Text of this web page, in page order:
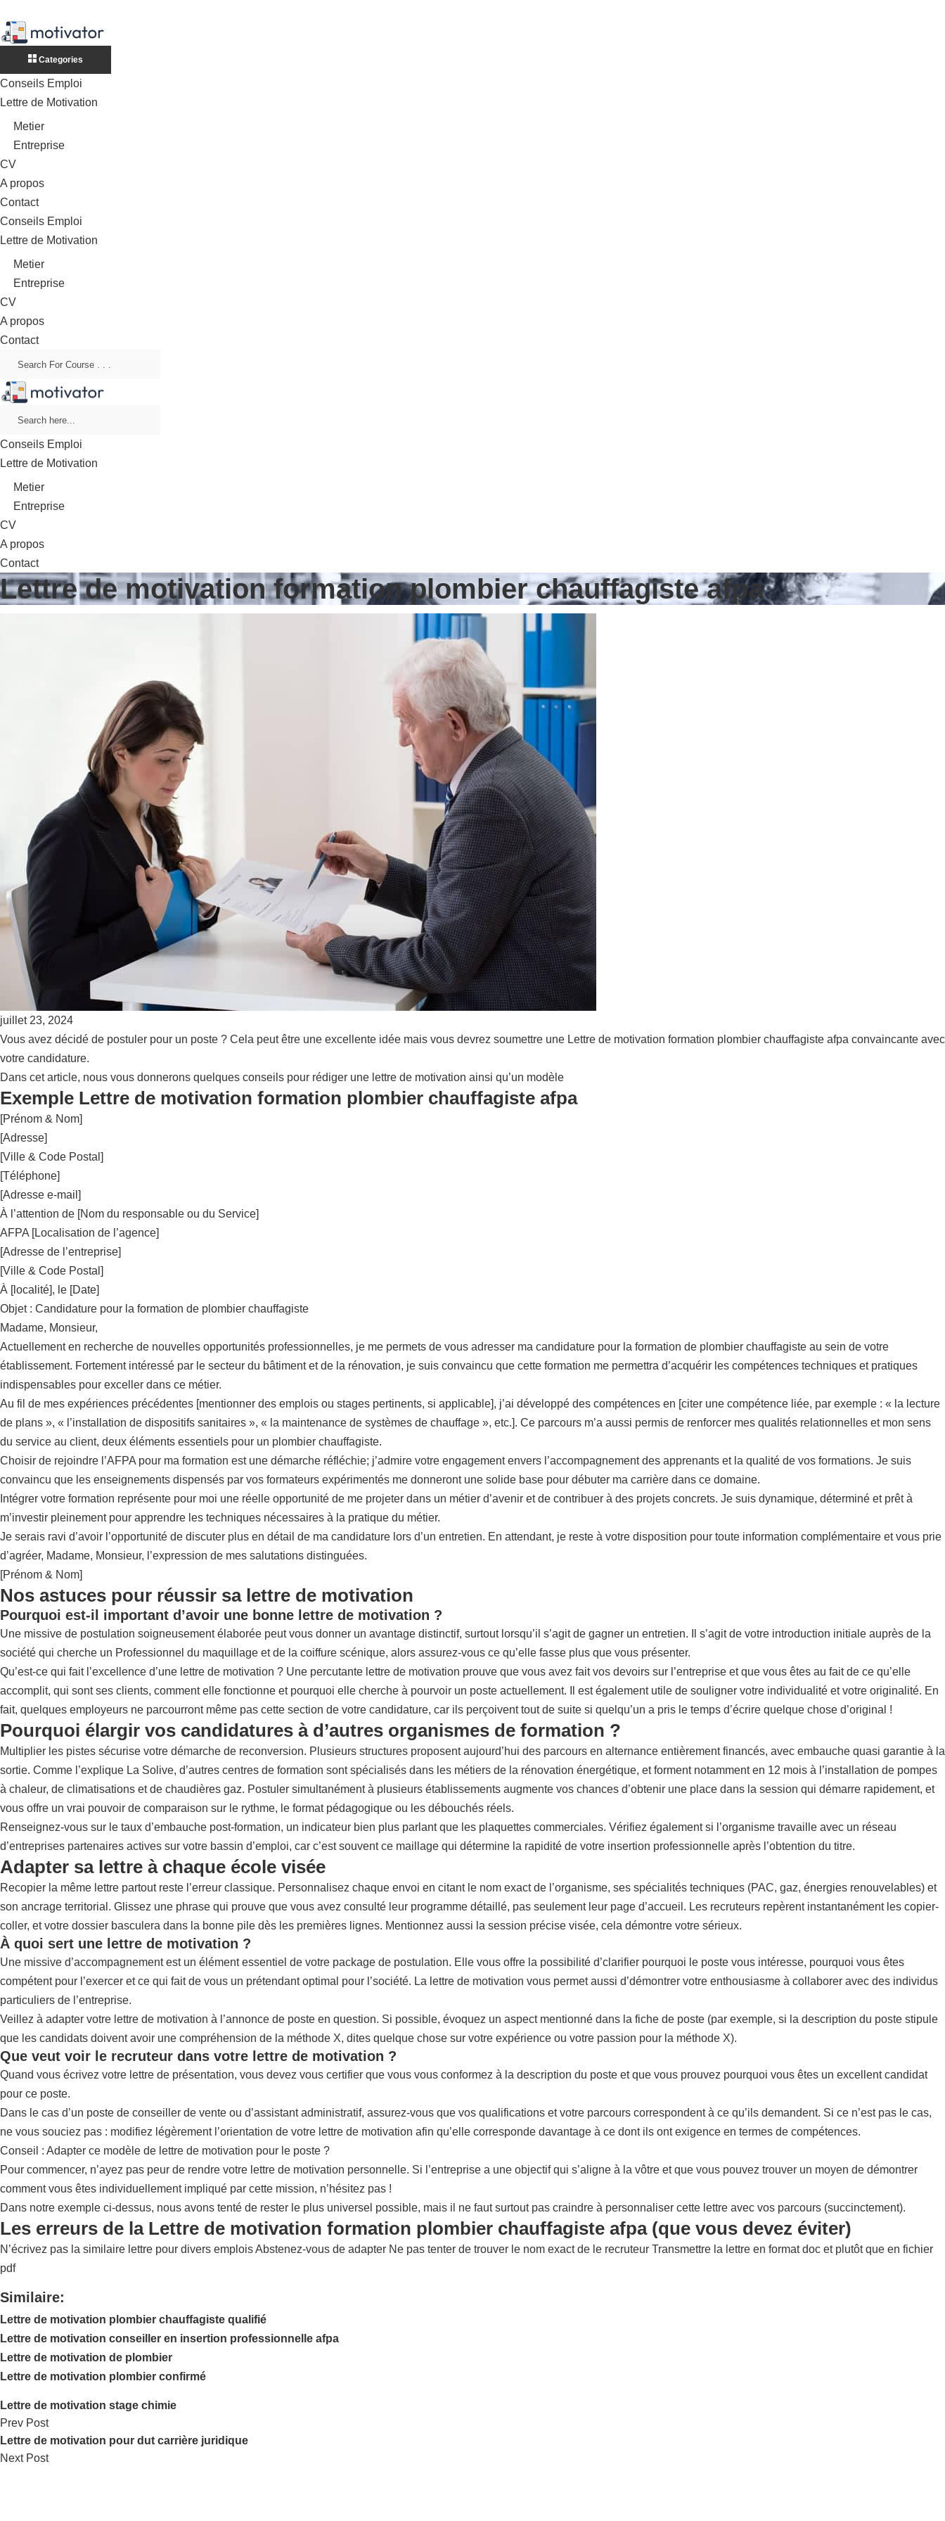
Categories
Conseils Emploi
Lettre de Motivation
Metier
Entreprise
CV
A propos
Contact
Conseils Emploi
Lettre de Motivation
Metier
Entreprise
CV
A propos
Contact
Conseils Emploi
Lettre de Motivation
Metier
Entreprise
CV
A propos
Contact
Lettre de motivation formation plombier chauffagiste afpa
juillet 23, 2024
Vous avez décidé de postuler pour un poste ? Cela peut être une excellente idée mais vous devrez soumettre une Lettre de motivation formation plombier chauffagiste afpa convaincante avec
votre candidature.
Dans cet article, nous vous donnerons quelques conseils pour rédiger une lettre de motivation ainsi qu’un modèle
Exemple Lettre de motivation formation plombier chauffagiste afpa
[Prénom & Nom]
[Adresse]
[Ville & Code Postal]
[Téléphone]
[Adresse e-mail]
À l’attention de [Nom du responsable ou du Service]
AFPA [Localisation de l’agence]
[Adresse de l’entreprise]
[Ville & Code Postal]
À [localité], le [Date]
Objet : Candidature pour la formation de plombier chauffagiste
Madame, Monsieur,
Actuellement en recherche de nouvelles opportunités professionnelles, je me permets de vous adresser ma candidature pour la formation de plombier chauffagiste au sein de votre
établissement. Fortement intéressé par le secteur du bâtiment et de la rénovation, je suis convaincu que cette formation me permettra d’acquérir les compétences techniques et pratiques
indispensables pour exceller dans ce métier.
Au fil de mes expériences précédentes [mentionner des emplois ou stages pertinents, si applicable], j’ai développé des compétences en [citer une compétence liée, par exemple : « la lecture
de plans », « l’installation de dispositifs sanitaires », « la maintenance de systèmes de chauffage », etc.]. Ce parcours m’a aussi permis de renforcer mes qualités relationnelles et mon sens
du service au client, deux éléments essentiels pour un plombier chauffagiste.
Choisir de rejoindre l’AFPA pour ma formation est une démarche réfléchie; j’admire votre engagement envers l’accompagnement des apprenants et la qualité de vos formations. Je suis
convaincu que les enseignements dispensés par vos formateurs expérimentés me donneront une solide base pour débuter ma carrière dans ce domaine.
Intégrer votre formation représente pour moi une réelle opportunité de me projeter dans un métier d’avenir et de contribuer à des projets concrets. Je suis dynamique, déterminé et prêt à
m’investir pleinement pour apprendre les techniques nécessaires à la pratique du métier.
Je serais ravi d’avoir l’opportunité de discuter plus en détail de ma candidature lors d’un entretien. En attendant, je reste à votre disposition pour toute information complémentaire et vous prie
d’agréer, Madame, Monsieur, l’expression de mes salutations distinguées.
[Prénom & Nom]
Nos astuces pour réussir sa lettre de motivation
Pourquoi est-il important d’avoir une bonne lettre de motivation ?
Une missive de postulation soigneusement élaborée peut vous donner un avantage distinctif, surtout lorsqu’il s’agit de gagner un entretien. Il s’agit de votre introduction initiale auprès de la
société qui cherche un Professionnel du maquillage et de la coiffure scénique, alors assurez-vous ce qu’elle fasse plus que vous présenter.
Qu’est-ce qui fait l’excellence d’une lettre de motivation ? Une percutante lettre de motivation prouve que vous avez fait vos devoirs sur l’entreprise et que vous êtes au fait de ce qu’elle
accomplit, qui sont ses clients, comment elle fonctionne et pourquoi elle cherche à pourvoir un poste actuellement. Il est également utile de souligner votre individualité et votre originalité. En
fait, quelques employeurs ne parcourront même pas cette section de votre candidature, car ils perçoivent tout de suite si quelqu’un a pris le temps d’écrire quelque chose d’original !
Pourquoi élargir vos candidatures à d’autres organismes de formation ?
Multiplier les pistes sécurise votre démarche de reconversion. Plusieurs structures proposent aujourd’hui des parcours en alternance entièrement financés, avec embauche quasi garantie à la
sortie. Comme l’explique La Solive, d’autres centres de formation sont spécialisés dans les métiers de la rénovation énergétique, et forment notamment en 12 mois à l’installation de pompes
à chaleur, de climatisations et de chaudières gaz. Postuler simultanément à plusieurs établissements augmente vos chances d’obtenir une place dans la session qui démarre rapidement, et
vous offre un vrai pouvoir de comparaison sur le rythme, le format pédagogique ou les débouchés réels.
Renseignez-vous sur le taux d’embauche post-formation, un indicateur bien plus parlant que les plaquettes commerciales. Vérifiez également si l’organisme travaille avec un réseau
d’entreprises partenaires actives sur votre bassin d’emploi, car c’est souvent ce maillage qui détermine la rapidité de votre insertion professionnelle après l’obtention du titre.
Adapter sa lettre à chaque école visée
Recopier la même lettre partout reste l’erreur classique. Personnalisez chaque envoi en citant le nom exact de l’organisme, ses spécialités techniques (PAC, gaz, énergies renouvelables) et
son ancrage territorial. Glissez une phrase qui prouve que vous avez consulté leur programme détaillé, pas seulement leur page d’accueil. Les recruteurs repèrent instantanément les copier-
coller, et votre dossier basculera dans la bonne pile dès les premières lignes. Mentionnez aussi la session précise visée, cela démontre votre sérieux.
À quoi sert une lettre de motivation ?
Une missive d’accompagnement est un élément essentiel de votre package de postulation. Elle vous offre la possibilité d’clarifier pourquoi le poste vous intéresse, pourquoi vous êtes
compétent pour l’exercer et ce qui fait de vous un prétendant optimal pour l’société. La lettre de motivation vous permet aussi d’démontrer votre enthousiasme à collaborer avec des individus
particuliers de l’entreprise.
Veillez à adapter votre lettre de motivation à l’annonce de poste en question. Si possible, évoquez un aspect mentionné dans la fiche de poste (par exemple, si la description du poste stipule
que les candidats doivent avoir une compréhension de la méthode X, dites quelque chose sur votre expérience ou votre passion pour la méthode X).
Que veut voir le recruteur dans votre lettre de motivation ?
Quand vous écrivez votre lettre de présentation, vous devez vous certifier que vous vous conformez à la description du poste et que vous prouvez pourquoi vous êtes un excellent candidat
pour ce poste.
Dans le cas d’un poste de conseiller de vente ou d’assistant administratif, assurez-vous que vos qualifications et votre parcours correspondent à ce qu’ils demandent. Si ce n’est pas le cas,
ne vous souciez pas : modifiez légèrement l’orientation de votre lettre de motivation afin qu’elle corresponde davantage à ce dont ils ont exigence en termes de compétences.
Conseil : Adapter ce modèle de lettre de motivation pour le poste ?
Pour commencer, n’ayez pas peur de rendre votre lettre de motivation personnelle. Si l’entreprise a une objectif qui s’aligne à la vôtre et que vous pouvez trouver un moyen de démontrer
comment vous êtes individuellement impliqué par cette mission, n’hésitez pas !
Dans notre exemple ci-dessus, nous avons tenté de rester le plus universel possible, mais il ne faut surtout pas craindre à personnaliser cette lettre avec vos parcours (succinctement).
Les erreurs de la Lettre de motivation formation plombier chauffagiste afpa (que vous devez éviter)
N’écrivez pas la similaire lettre pour divers emplois Abstenez-vous de adapter Ne pas tenter de trouver le nom exact de le recruteur Transmettre la lettre en format doc et plutôt que en fichier
pdf
Similaire:
Lettre de motivation plombier chauffagiste qualifié
Lettre de motivation conseiller en insertion professionnelle afpa
Lettre de motivation de plombier
Lettre de motivation plombier confirmé
Lettre de motivation stage chimie
Prev Post
Lettre de motivation pour dut carrière juridique
Next Post